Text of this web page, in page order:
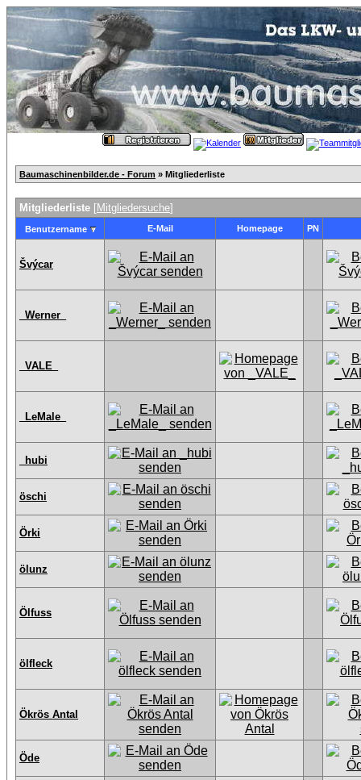
Baumaschinenbilder.de - Forum » Mitgliederliste
Mitgliederliste [Mitgliedersuche]
Benutzername E-Mail Homepage PN
Švýcar
_Werner_
_VALE_
_LeMale_
_hubi
öschi
Örki
ölunz
Ölfuss
ölfleck
Ökrös Antal
Öde